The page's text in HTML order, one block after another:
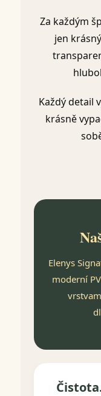
Za každým
jen
Každý detail
krásně
Elenys
moderní